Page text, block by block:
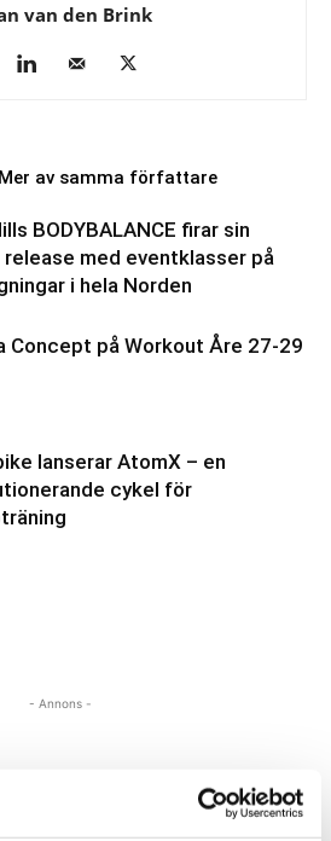
van den Brink
Mer av samma författare
BODYBALANCE firar sin
release med eventklasser på
i hela Norden
Concept på Workout Åre 27-29
lanserar AtomX – en
cykel för
- Annons -